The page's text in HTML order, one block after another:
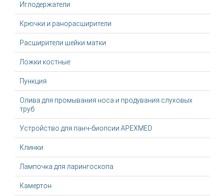
Иглодержатели
Крючки и ранорасширители
Расширители шейки матки
Ложки костные
Пункция
Олива для промывания носа и продувания слуховых
труб
Устройство для панч-биопсии APEXMED
Клинки
Лампочка для ларингоскопа
Камертон